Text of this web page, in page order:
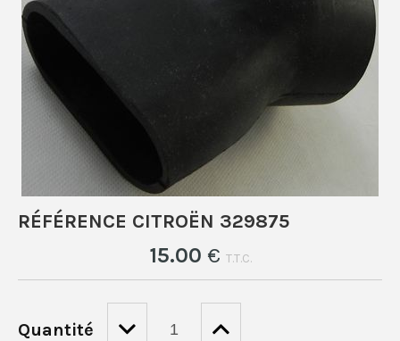
RÉFÉRENCE CITROËN 329875
15.00 € T.T.C.
Quantité